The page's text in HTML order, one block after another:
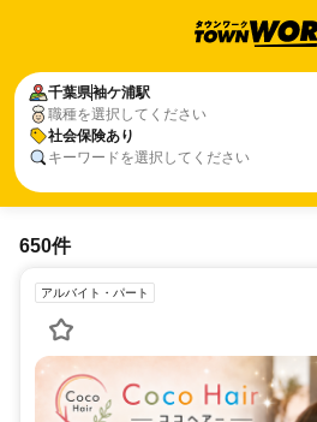
千葉県袖ケ浦駅
職種を選択してください
社会保険あり
キーワードを選択してください
650件
アルバイト・パート